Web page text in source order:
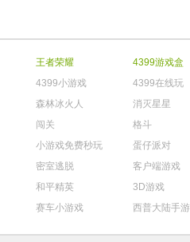
王者荣耀
4399游戏盒
4399小游戏
4399在线玩
森林冰火人
消灭星星
闯关
格斗
小游戏免费秒玩
蛋仔派对
密室逃脱
客户端游戏
和平精英
3D游戏
赛车小游戏 西普大陆手游